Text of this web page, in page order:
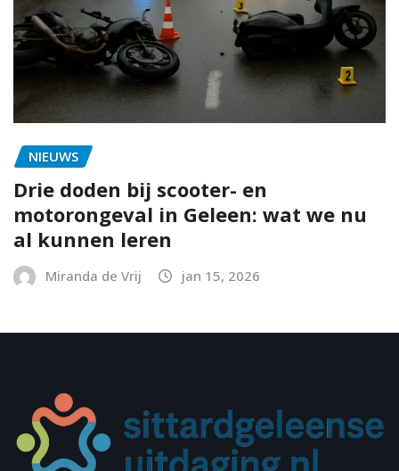
NIEUWS
Drie doden bij scooter- en
motorongeval in Geleen: wat we nu
al kunnen leren
Miranda de Vrij jan 15, 2026